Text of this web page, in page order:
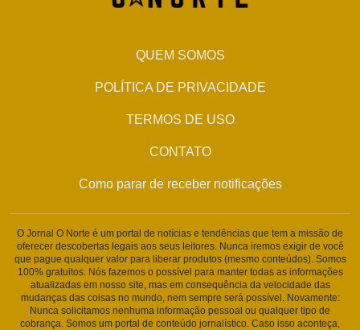
QUEM SOMOS
POLÍTICA DE PRIVACIDADE
TERMOS DE USO
CONTATO
Como parar de receber notificações
O Jornal O Norte é um portal de notícias e tendências que tem a missão de
oferecer descobertas legais aos seus leitores. Nunca iremos exigir de você
que pague qualquer valor para liberar produtos (mesmo conteúdos). Somos
100% gratuitos. Nós fazemos o possível para manter todas as informações
atualizadas em nosso site, mas em consequência da velocidade das
mudanças das coisas no mundo, nem sempre será possível. Novamente:
Nunca solicitamos nenhuma informação pessoal ou qualquer tipo de
cobrança. Somos um portal de conteúdo jornalístico. Caso isso aconteça,